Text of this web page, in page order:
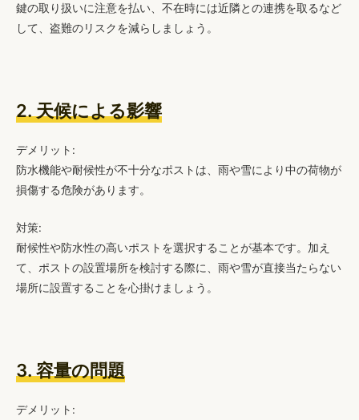
鍵の取り扱いに注意を払い、不在時には近隣との連携を取るなど
して、盗難のリスクを減らしましょう。
2. 天候による影響
デメリット:
防水機能や耐候性が不十分なポストは、雨や雪により中の荷物が
損傷する危険があります。
対策:
耐候性や防水性の高いポストを選択することが基本です。加え
て、ポストの設置場所を検討する際に、雨や雪が直接当たらない
場所に設置することを心掛けましょう。
3. 容量の問題
デメリット: